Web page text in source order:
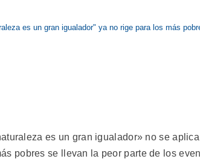
es un gran igualador» no se
pobres se llevan la peor parte de los